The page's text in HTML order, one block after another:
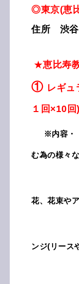
◎東京(恵
住所 渋谷
★恵比寿
① レギ
１回×10回)
※内容・
む為の様々
珍しい
花、花束や
中
ンジ(リース
12月